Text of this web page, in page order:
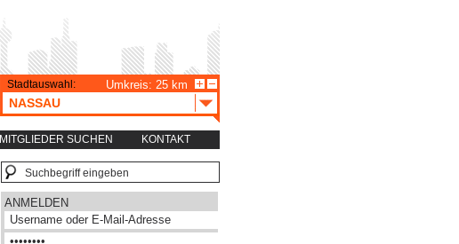
MITGLIEDER SUCHEN KONTAKT
Stadtauswahl: Umkreis: 25 km
NASSAU
ANMELDEN